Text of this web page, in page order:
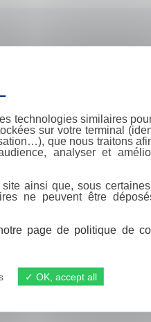
technologies similaires
sur votre terminal
que nous traitons
analyser et
ainsi que, sous
ne peuvent être
page de politique de
OK, accept all